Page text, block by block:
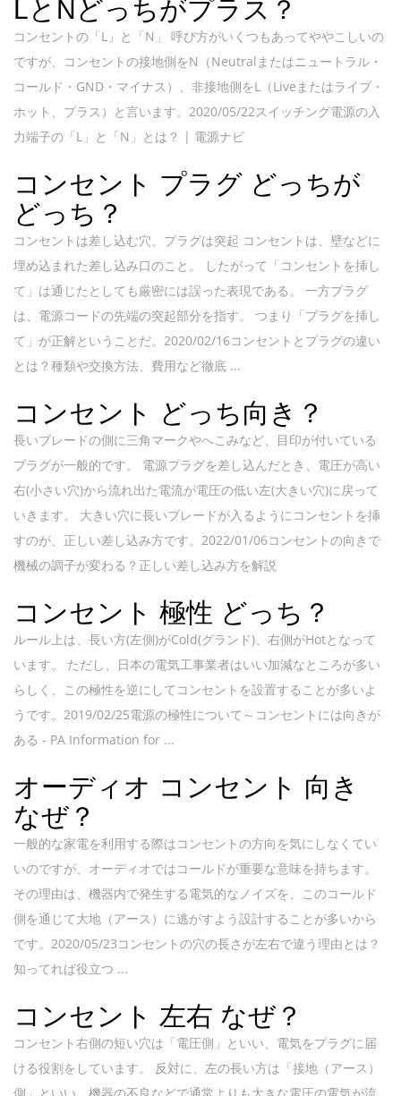
LとNどっちがプラス？
コンセントの「L」と「N」 呼び方がいくつもあってややこしいの
ですが、コンセントの接地側をN（Neutralまたはニュートラル・
コールド・GND・マイナス）、非接地側をL（Liveまたはライブ・
ホット、プラス）と言います。2020/05/22スイッチング電源の入
力端子の「L」と「N」とは？ | 電源ナビ
コンセント プラグ どっちが
どっち？
コンセントは差し込む穴、プラグは突起 コンセントは、壁などに
埋め込まれた差し込み口のこと。 したがって「コンセントを挿し
て」は通じたとしても厳密には誤った表現である。 一方プラグ
は、電源コードの先端の突起部分を指す。 つまり「プラグを挿し
て」が正解ということだ。2020/02/16コンセントとプラグの違い
とは？種類や交換方法、費用など徹底 ...
コンセント どっち向き？
長いブレードの側に三角マークやへこみなど、目印が付いている
プラグが一般的です。 電源プラグを差し込んだとき、電圧が高い
右(小さい穴)から流れ出た電流が電圧の低い左(大きい穴)に戻って
いきます。 大きい穴に長いブレードが入るようにコンセントを挿
すのが、正しい差し込み方です。2022/01/06コンセントの向きで
機械の調子が変わる？正しい差し込み方を解説
コンセント 極性 どっち？
ルール上は、長い方(左側)がCold(グランド)、右側がHotとなって
います。 ただし、日本の電気工事業者はいい加減なところが多い
らしく、この極性を逆にしてコンセントを設置することが多いよ
うです。2019/02/25電源の極性について～コンセントには向きが
ある - PA Information for ...
オーディオ コンセント 向き
なぜ？
一般的な家電を利用する際はコンセントの方向を気にしなくてい
いのですが、オーディオではコールドが重要な意味を持ちます。
その理由は、機器内で発生する電気的なノイズを、このコールド
側を通じて大地（アース）に逃がすよう設計することが多いから
です。2020/05/23コンセントの穴の長さが左右で違う理由とは？
知ってれば役立つ ...
コンセント 左右 なぜ？
コンセント右側の短い穴は「電圧側」といい、電気をプラグに届
ける役割をしています。 反対に、左の長い方は「接地（アース）